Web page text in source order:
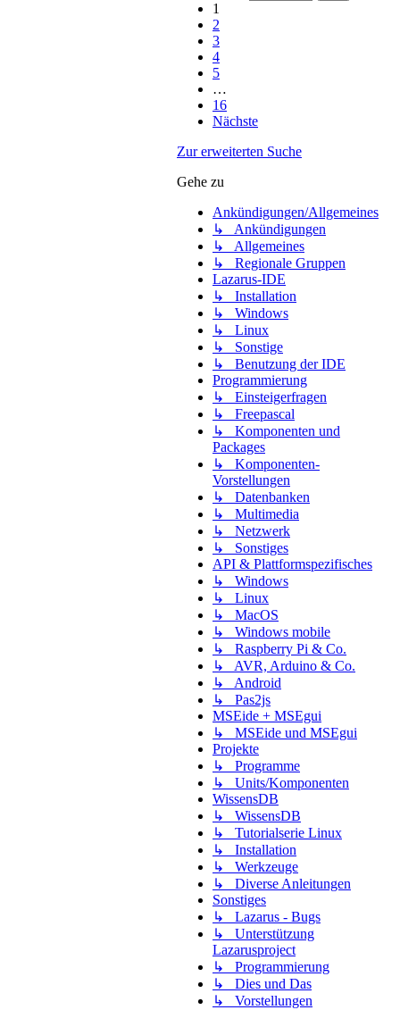
1
2
3
4
5
…
16
Nächste
Zur erweiterten Suche
Gehe zu
Ankündigungen/Allgemeines
↳ Ankündigungen
↳ Allgemeines
↳ Regionale Gruppen
Lazarus-IDE
↳ Installation
↳ Windows
↳ Linux
↳ Sonstige
↳ Benutzung der IDE
Programmierung
↳ Einsteigerfragen
↳ Freepascal
↳ Komponenten und
Packages
↳ Komponenten-
Vorstellungen
↳ Datenbanken
↳ Multimedia
↳ Netzwerk
↳ Sonstiges
API & Plattformspezifisches
↳ Windows
↳ Linux
↳ MacOS
↳ Windows mobile
↳ Raspberry Pi & Co.
↳ AVR, Arduino & Co.
↳ Android
↳ Pas2js
MSEide + MSEgui
↳ MSEide und MSEgui
Projekte
↳ Programme
↳ Units/Komponenten
WissensDB
↳ WissensDB
↳ Tutorialserie Linux
↳ Installation
↳ Werkzeuge
↳ Diverse Anleitungen
Sonstiges
↳ Lazarus - Bugs
↳ Unterstützung
Lazarusproject
↳ Programmierung
↳ Dies und Das
↳ Vorstellungen